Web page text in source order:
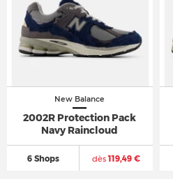
New Balance
2002R Protection Pack
Navy Raincloud
6 Shops dès119,49 €